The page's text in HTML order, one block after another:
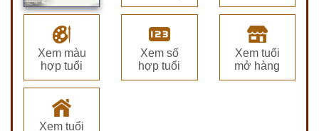
Xem màu
hợp tuổi
Xem số
hợp tuổi
Xem tuổi
mở hàng
Xem tuổi